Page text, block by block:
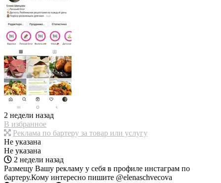
2 недели назад
В избранное
Реклама по бартеру за товар или услугу
Не указана
Не указана
2 недели назад
Размещу Вашу рекламу у себя в профиле инстаграм по
бартеру.Кому интересно пишите @elenaschvecova